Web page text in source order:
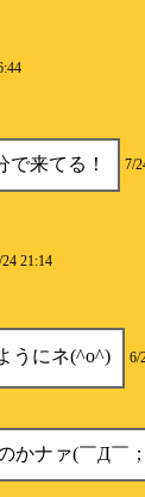
来てる！ 7/
21:14
うにネ(^o^) 6/
かナァ(￣Д￣